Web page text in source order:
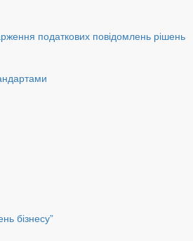
податкових повідомлень рішень
бізнесу”